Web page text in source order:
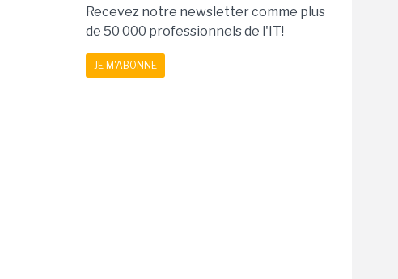
Recevez notre newsletter comme plus
de 50 000 professionnels de l'IT!
JE M'ABONNE